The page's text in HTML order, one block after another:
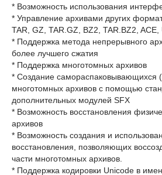
* Возможность использования
* Управление архивами других
TAR, GZ, TAR.GZ, BZ2, TAR.BZ2,
* Поддержка метода непрерывного
более лучшего сжатия
* Поддержка многотомных архивов
* Создание самораспаковывающихся
многотомных архивов с помощью
дополнительных модулей SFX
* Возможность восстановления
архивов
* Возможность создания и
восстановления, позволяющих
части многотомных архивов.
* Поддержка кодировки Unicode в